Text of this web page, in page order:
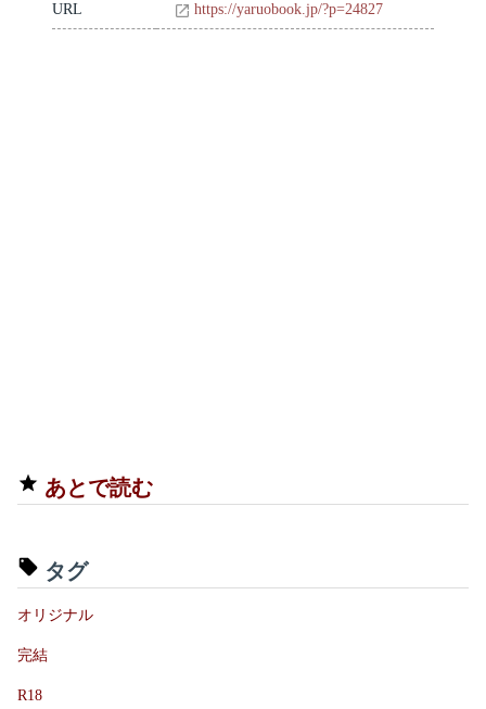
URL https://yaruobook.jp/?p=24827
あとで読む
タグ
オリジナル
完結
R18